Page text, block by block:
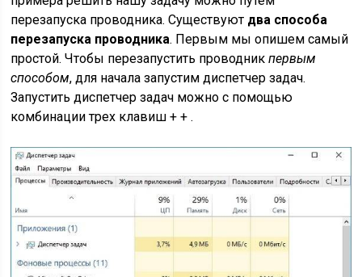
перезапуска проводника. Существуют два способа
перезапуска проводника. Первым мы опишем самый
простой. Чтобы перезапустить проводникпервым
способом, для начала запустим диспетчер задач.
Запустить диспетчер задач можно с помощью
комбинации трех клавиш + + .